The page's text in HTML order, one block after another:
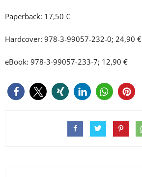
Paperback: 17,50 €
Hardcover: 978-3-99057-232-0; 24,90 €
eBook: 978-3-99057-233-7; 12,90 €